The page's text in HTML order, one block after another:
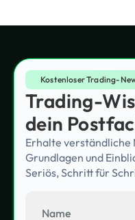
Kostenloser Trading-
Trading-
dein
Erhalte verständliche
Grundlagen und
Seriös, Schritt für